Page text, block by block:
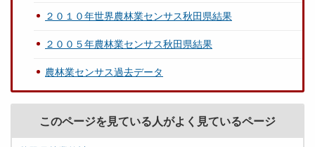
２０１０年世界農林業センサス秋田県結果
２００５年農林業センサス秋田県結果
農林業センサス過去データ
このページを見ている人がよく見ているページ